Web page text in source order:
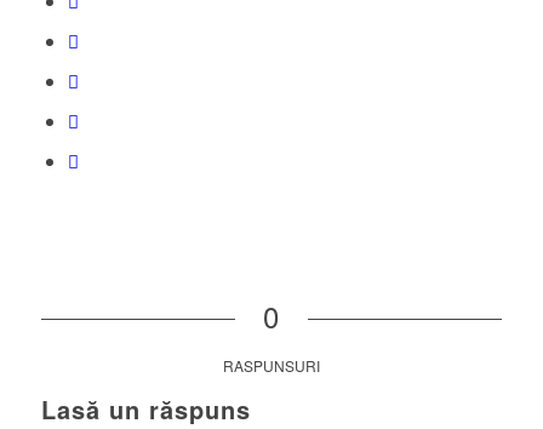
0
RASPUNSURI
Lasă un răspuns